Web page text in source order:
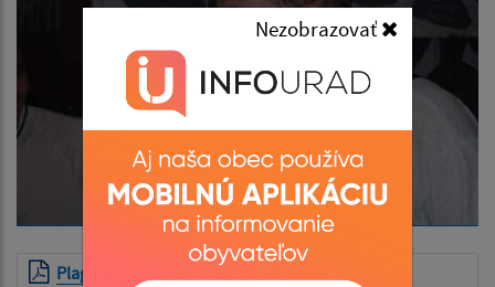
Nezobrazovať
PlagatKPM2007.pdf